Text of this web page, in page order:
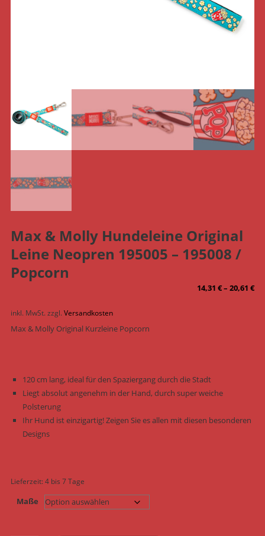
Max & Molly Hundeleine Original
Leine Neopren 195005 – 195008 /
Popcorn
14,31€–20,61€
inkl. MwSt.zzgl.Versandkosten
Max & Molly Original Kurzleine Popcorn
120 cm lang, ideal für den Spaziergang durch die Stadt
Liegt absolut angenehm in der Hand, durch super weiche
Polsterung
Ihr Hund ist einzigartig! Zeigen Sie es allen mit diesen besonderen
Designs
Lieferzeit:4 bis 7 Tage
Maße